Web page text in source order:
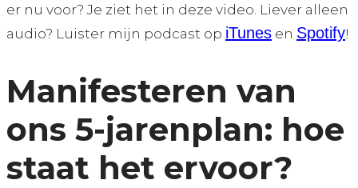
er nu voor? Je ziet het in deze video. Liever alleen
audio? Luister mijn podcast op iTunes en Spotify!
Manifesteren van
ons 5-jarenplan: hoe
staat het ervoor?